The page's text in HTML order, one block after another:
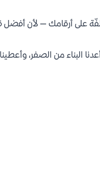
على أرقامك — لأن أفضل
البناء من الصفر،